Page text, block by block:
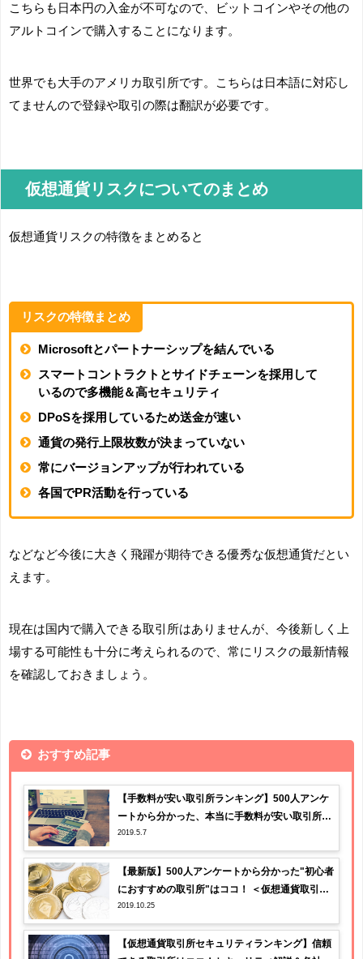
こちらも日本円の入金が不可なので、ビットコインやその他の
アルトコインで購入することになります。
世界でも大手のアメリカ取引所です。こちらは日本語に対応し
てませんので登録や取引の際は翻訳が必要です。
仮想通貨リスクについてのまとめ
仮想通貨リスクの特徴をまとめると
リスクの特徴まとめ
Microsoftとパートナーシップを結んでいる
スマートコントラクトとサイドチェーンを採用して
いるので多機能＆高セキュリティ
DPoSを採用しているため送金が速い
通貨の発行上限枚数が決まっていない
常にバージョンアップが行われている
各国でPR活動を行っている
などなど今後に大きく飛躍が期待できる優秀な仮想通貨だとい
えます。
現在は国内で購入できる取引所はありませんが、今後新しく上
場する可能性も十分に考えられるので、常にリスクの最新情報
を確認しておきましょう。
おすすめ記事
【手数料が安い取引所ランキング】500人アンケ
ートから分かった、本当に手数料が安い取引所は
ココ！
2019.5.7
【最新版】500人アンケートから分かった"初心者
におすすめの取引所"はココ！ ＜仮想通貨取引所1
0社を比較＞
2019.10.25
【仮想通貨取引所セキュリティランキング】信頼